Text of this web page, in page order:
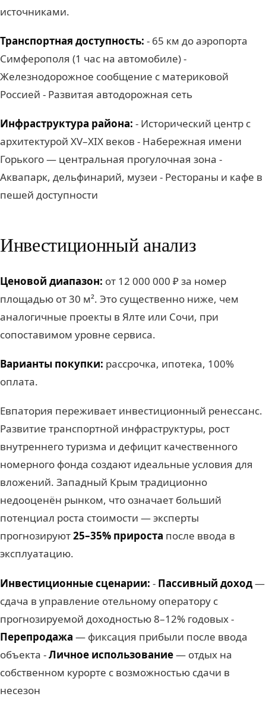
источниками.
Транспортная доступность: - 65 км до аэропорта
Симферополя (1 час на автомобиле) -
Железнодорожное сообщение с материковой
Россией - Развитая автодорожная сеть
Инфраструктура района: - Исторический центр с
архитектурой XV–XIX веков - Набережная имени
Горького — центральная прогулочная зона -
Аквапарк, дельфинарий, музеи - Рестораны и кафе в
пешей доступности
Инвестиционный анализ
Ценовой диапазон: от 12 000 000 ₽ за номер
площадью от 30 м². Это существенно ниже, чем
аналогичные проекты в Ялте или Сочи, при
сопоставимом уровне сервиса.
Варианты покупки: рассрочка, ипотека, 100%
оплата.
Евпатория переживает инвестиционный ренессанс.
Развитие транспортной инфраструктуры, рост
внутреннего туризма и дефицит качественного
номерного фонда создают идеальные условия для
вложений. Западный Крым традиционно
недооценён рынком, что означает больший
потенциал роста стоимости — эксперты
прогнозируют25–35% прироста после ввода в
эксплуатацию.
Инвестиционные сценарии: - Пассивный доход—
сдача в управление отельному оператору с
прогнозируемой доходностью 8–12% годовых -
Перепродажа — фиксация прибыли после ввода
объекта -Личное использование— отдых на
собственном курорте с возможностью сдачи в
несезон